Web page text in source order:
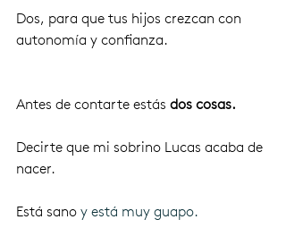
Dos, para que tus hijos crezcan con
autonomía y confianza.
Antes de contarte estás dos cosas.
Decirte que mi sobrino Lucas acaba de
nacer.
Está sano y está muy guapo.